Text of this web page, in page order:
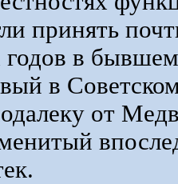
принять
годов в
в
от